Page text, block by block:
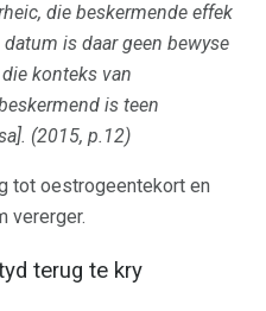
die beskermende effek
datum is daar geen bewyse
konteks van
is teen
(2015, p.12)
tot oestrogeentekort en
vererger.
terug te kry